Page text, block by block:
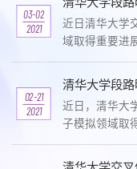
变...
03-02
2021
近日清华大学
域取得重要进
块连接效率的
的...
02-21
2021
清华大学段
近日，清华大
子模拟领域取
该成果的研究